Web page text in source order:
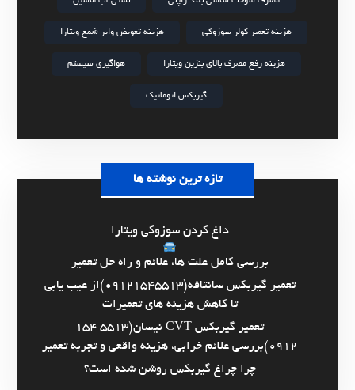
هزینه تعمیر کولر سوزوکی هزینه تعویض وایر شمع ویتارا
هزینه رفع مصرف بالای بنزین ویتارا هواگیری سیستم
گیربکس اتوماتیک
تازه ترین نوشته ها
داغ کردن سوزوکی ویتارا
بررسی کامل علت ها، علائم و راه حل تعمیر
تعمیر گیربکس سانتافه(09121545513)از عیب یابی
تا کاهش هزینه های تعمیرات
تعمیر گیربکس CVT نیسان(5513 154
0912)بررسی علائم خرابی، هزینه واقعی و تجربه تعمیر
چرا چراغ گیربکس روشن شده است؟